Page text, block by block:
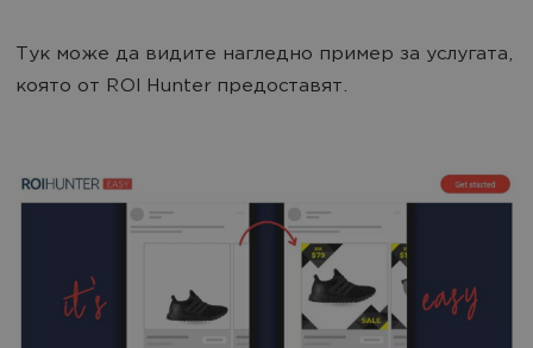
Тук може да видите нагледно пример за услугата,
която от ROI Hunter предоставят.